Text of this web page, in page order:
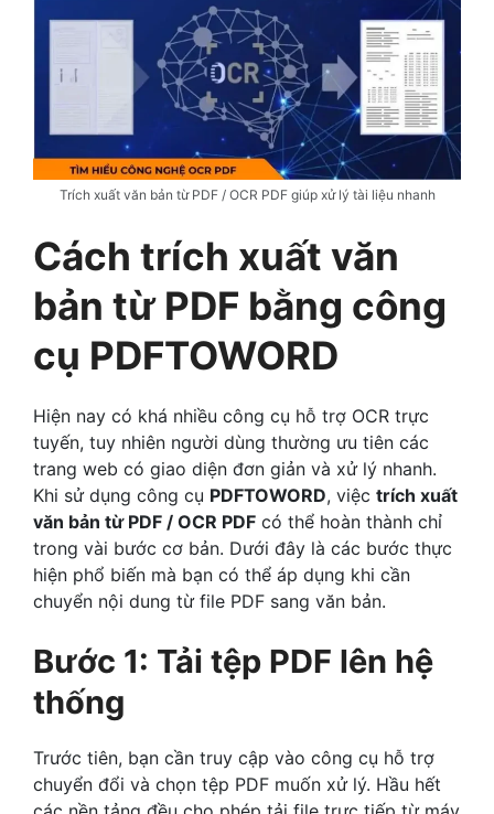
Trích xuất văn bản từ PDF / OCR PDF giúp xử lý tài liệu nhanh
Cách trích xuất văn
bản từ PDF bằng công
cụ PDFTOWORD
Hiện nay có khá nhiều công cụ hỗ trợ OCR trực
tuyến, tuy nhiên người dùng thường ưu tiên các
trang web có giao diện đơn giản và xử lý nhanh.
Khi sử dụng công cụ PDFTOWORD, việc trích xuất
văn bản từ PDF / OCR PDF có thể hoàn thành chỉ
trong vài bước cơ bản. Dưới đây là các bước thực
hiện phổ biến mà bạn có thể áp dụng khi cần
chuyển nội dung từ file PDF sang văn bản.
Bước 1: Tải tệp PDF lên hệ
thống
Trước tiên, bạn cần truy cập vào công cụ hỗ trợ
chuyển đổi và chọn tệp PDF muốn xử lý. Hầu hết